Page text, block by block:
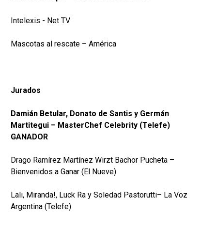
Intelexis - Net TV
Mascotas al rescate – América
Jurados
Damián Betular, Donato de Santis y Germán
Martitegui – MasterChef Celebrity (Telefe)
GANADOR
Drago Ramírez Martínez Wirzt Bachor Pucheta –
Bienvenidos a Ganar (El Nueve)
Lali, Miranda!, Luck Ra y Soledad Pastorutti– La Voz
Argentina (Telefe)